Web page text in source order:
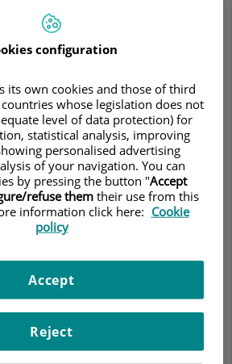
TeamContactOpening hours
an appointment
en la
del hombro
artroscópica
artroscópico?
través de cirugía artroscópica
de la inestabilidad del
del arrancamiento del
de la cavidad
configuration
its own cookies and those of third
whose legislation does not
level of data protection) for
statistical analysis, improving
personalised advertising
of your navigation. You can
by pressing the button "Accept
refuse themtheir use from this
information click here: Cookie
policy
Reject
Accept